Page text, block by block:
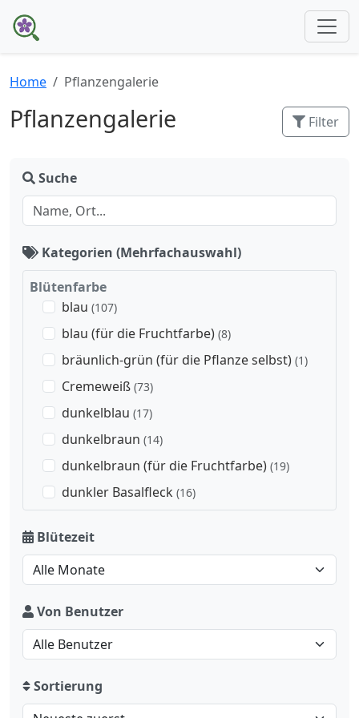
Home Pflanzengalerie
Pflanzengalerie Filter
Suche
Kategorien (Mehrfachauswahl)
Blütenfarbe
blau (107)
blau (für die Fruchtfarbe) (8)
bräunlich-grün (für die Pflanze selbst) (1)
Cremeweiß (73)
dunkelblau (17)
dunkelbraun (14)
dunkelbraun (für die Fruchtfarbe) (19)
dunkler Basalfleck (16)
gelb(216)
gelber Schlund
gelblich-grün
gelblich-grün (für die Fruchtfarbe)
goldbraun(6)
Blütezeit
Von Benutzer
Sortierung